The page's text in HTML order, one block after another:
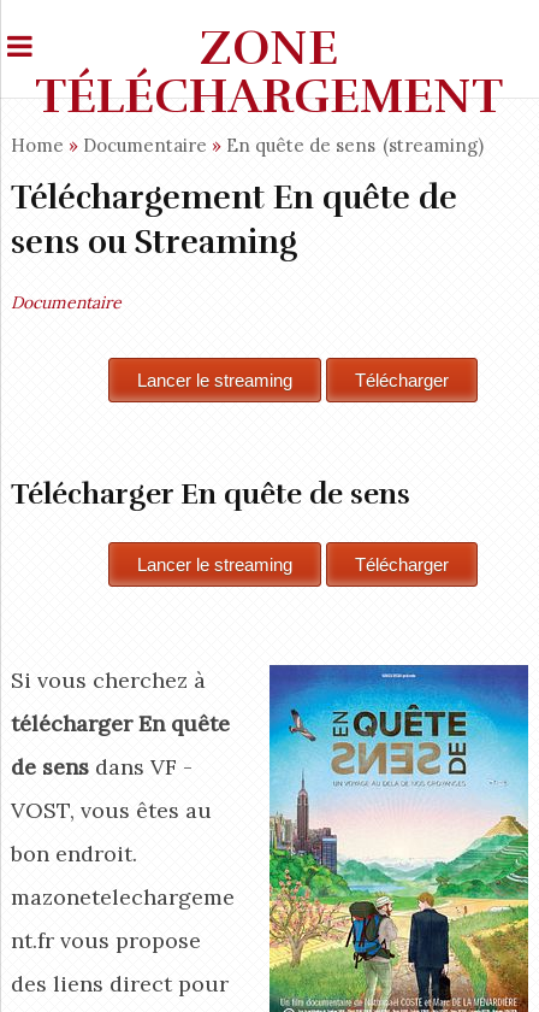
ZONE
TÉLÉCHARGEMENT
Home » Documentaire » En quête de sens (streaming)
Téléchargement En quête de
sens ou Streaming
Documentaire
Télécharger En quête de sens
Si vous cherchez à
télécharger En quête
de sensdans VF -
VOST, vous êtes au
bon endroit.
mazonetelechargeme
nt.fr vous propose
des liens direct pour